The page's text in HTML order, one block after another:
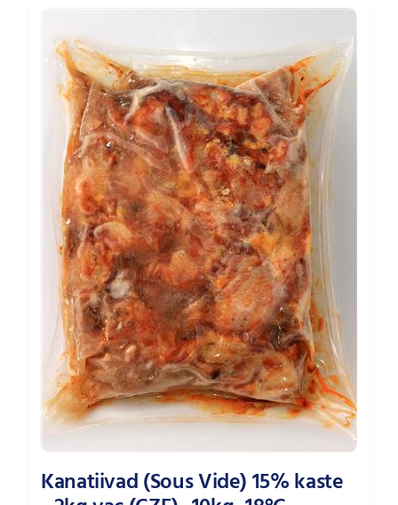
Kanatiivad (Sous Vide) 15% kaste